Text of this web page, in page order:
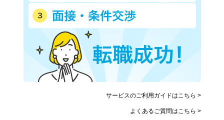
サービスのご利用ガイドはこちら >
よくあるご質問はこちら >